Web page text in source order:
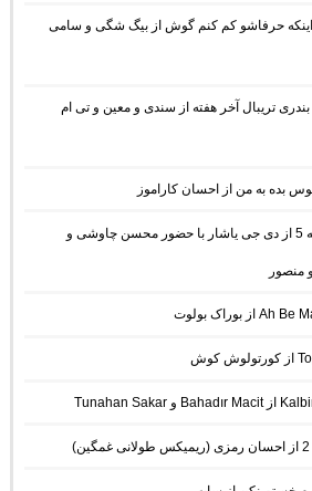
اینکه حرفاشو کم کنم گوش از بیگ شگی و سامی
تریبال آخر هفته از سندی و معین و تی ام
بده به من از احسان کاراموز
دانلود آهنگ ریمیکس زلزله 5 از دی جی یاشار با حضور محسن چاوشی و
منصور